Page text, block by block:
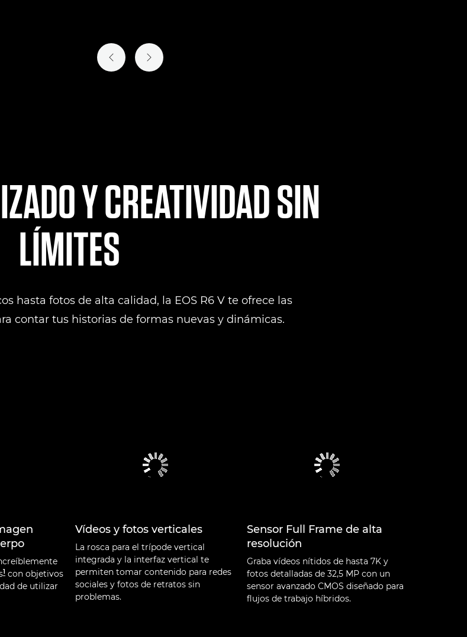
DIAPOSITIVA ANTERIOR
SIGUIENTE DIAPOSITIVA
Y CREATIVIDAD SIN
LÍMITES
hasta fotos de alta calidad, la EOS R6 V te ofrece las
contar tus historias de formas nuevas y dinámicas.
1 con objetivos
de utilizar
Vídeos y fotos verticales
La rosca para el trípode vertical
integrada y la interfaz vertical te
permiten tomar contenido para redes
sociales y fotos de retratos sin
problemas.
Sensor Full Frame de alta
resolución
Graba vídeos nítidos de hasta 7K y
fotos detalladas de 32,5 MP con un
sensor avanzado CMOS diseñado para
flujos de trabajo híbridos.